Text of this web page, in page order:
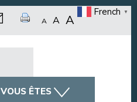
A A A
French ▼
VOUS ÊTES